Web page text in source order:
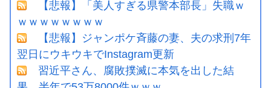
【悲報】「美人すぎる県警本部長」失職ｗ
ｗｗｗｗｗｗｗｗ
【悲報】ジャンポケ斉藤の妻、夫の求刑7年
翌日にウキウキでInstagram更新
習近平さん、腐敗撲滅に本気を出した結